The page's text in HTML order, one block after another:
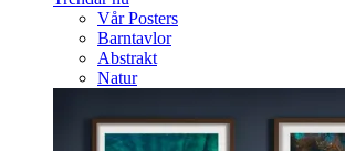
Vår Posters
Barntavlor
Abstrakt
Natur